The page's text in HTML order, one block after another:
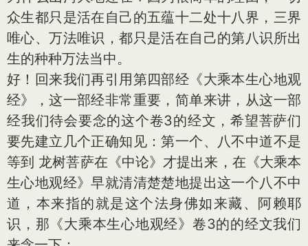
众生都只是活在自己的五蕴十二处十八界，三界
唯心、万法唯识，都只是活在自己的第八识所出
生的种种万法当中。
好！回来我们再引用第四部经《大乘本生心地观
经》，这一部经非常重要，简单来讲，从这一部
经我们待会要念的这个卷3的经文，希望菩萨们
要先建立几个正确知见：第一个、八不中道不是
等到 龙树菩萨在《中论》才提出来，在《大乘本
生心地观经》早就清清楚楚地提出这一个八不中
道，本来指的就是这个法身佛如来藏、阿赖耶
识，那《大乘本生心地观经》卷3的的经文我们